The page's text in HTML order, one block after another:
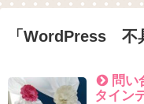
「 WordPress 不
問い
タイン